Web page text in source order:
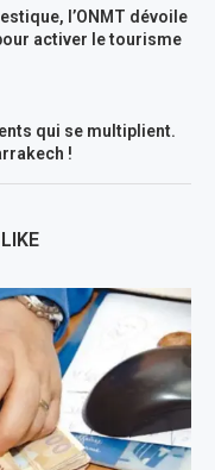
l’ONMT dévoile
activer le tourisme
qui se multiplient.
!